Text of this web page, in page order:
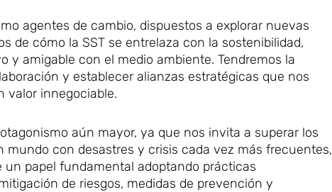
agentes de cambio, dispuestos a explorar nuevas
de cómo la SST se entrelaza con la sostenibilidad,
amigable con el medio ambiente. Tendremos la
y establecer alianzas estratégicas que nos
valor innegociable.
aún mayor, ya que nos invita a superar los
con desastres y crisis cada vez más frecuentes,
papel fundamental adoptando prácticas
de riesgos, medidas de prevención y